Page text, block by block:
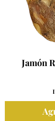
Jamón